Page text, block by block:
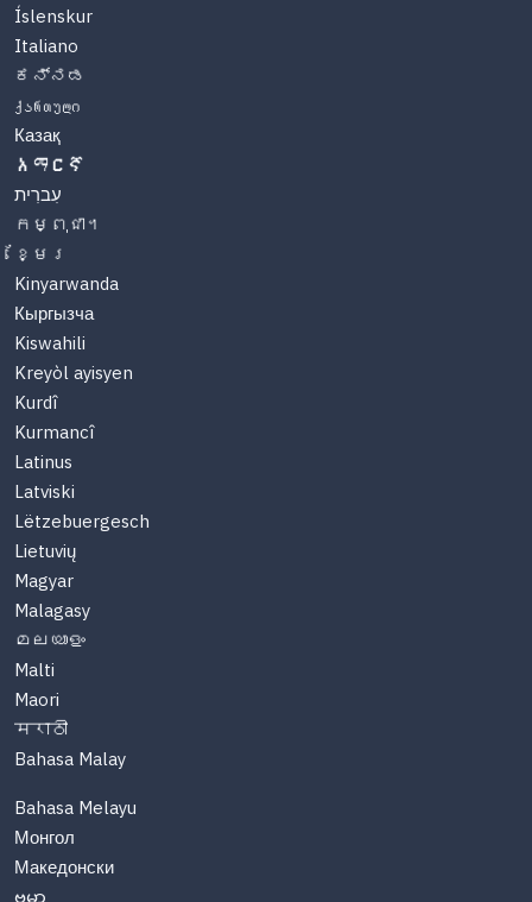
Íslenskur
Italiano
ಕನ್ನಡ
ქართული
Казақ
አማርኛ
עִברִית
កម្ពុជា។
ខ្មែរ
Kinyarwanda
Кыргызча
Kiswahili
Kreyòl ayisyen
Kurdî
Kurmancî
Latinus
Latviski
Lëtzebuergesch
Lietuvių
Magyar
Malagasy
മലയാളം
Malti
Maori
मराठी
Bahasa Malay
Bahasa Melayu
Монгол
Македонски